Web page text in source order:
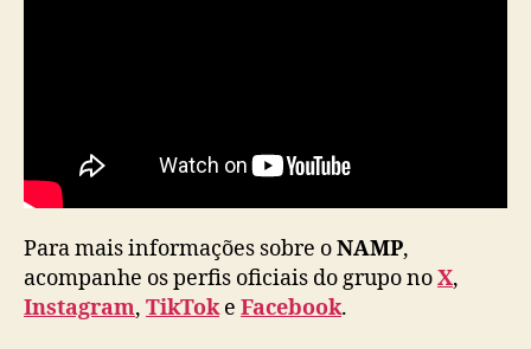
M
P
Para mais informações sobre oNAMP,
acompanhe os perfis oficiais do grupo noX,
Instagram, TikToke Facebook.